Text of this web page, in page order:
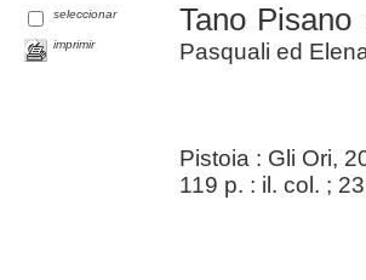
seleccionar
imprimir
Tano
Pasquali ed
Pistoia : Gli Ori,
119 p. : il. col. ;